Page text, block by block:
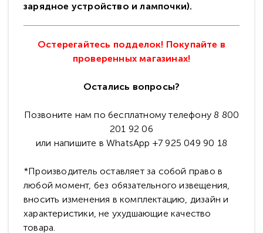
зарядное устройство и лампочки).
Остерегайтесь подделок! Покупайте в
проверенных магазинах!
Остались вопросы?
Позвоните нам по бесплатному телефону 8 800
201 92 06
или напишите в WhatsApp +7 925 049 90 18
*Производитель оставляет за собой право в
любой момент, без обязательного извещения,
вносить изменения в комплектацию, дизайн и
характеристики, не ухудшающие качество
товара.